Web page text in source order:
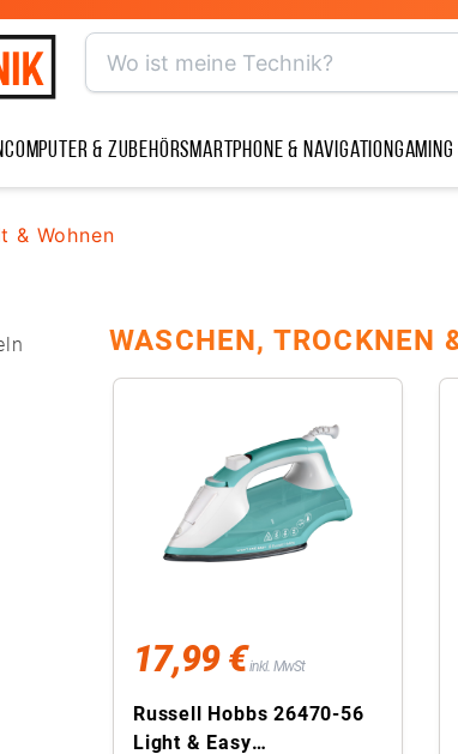
Computer & ZubehörSmartphone & Navigation
& Wohnen
WASCHEN, TROCKNEN
17,99 €inkl. MwSt
Russell Hobbs 26470-56
Light & Easy